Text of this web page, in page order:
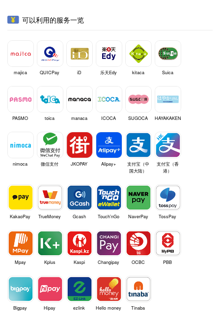
可以利用的服务一览
majica QUICPay iD 乐天Edy kitaca Suica
PASMO toica manaca ICOCA SUGOCA HAYAKAKEN
nimoca 微信支付 JKOPAY Alipay+
支付宝（中
国大陆）
支付宝（香
港）
KakaoPay TrueMoney Gcash Touch'nGo NaverPay TossPay
Mpay Kplus Kaspi Changipay OCBC PBB
Bigpay Hipay ezlink Hello money Tinaba